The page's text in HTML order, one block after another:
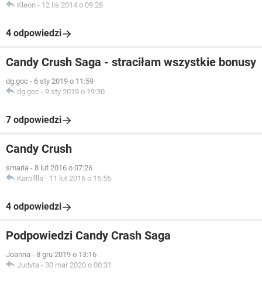
Kleon - 12 lis 2014 o 09:28
4 odpowiedzi
Candy Crush Saga - straciłam wszystkie bonusy
dg.goc - 6 sty 2019 o 11:59
dg.goc - 9 sty 2019 o 19:30
7 odpowiedzi
Candy Crush
smaria - 8 lut 2016 o 07:26
Karolllla - 11 lut 2016 o 16:56
4 odpowiedzi
Podpowiedzi Candy Crash Saga
Joanna - 8 gru 2019 o 13:16
Judyta - 30 mar 2020 o 00:31